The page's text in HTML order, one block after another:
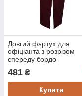
Довгий фартух для
офіціанта з розрізом
спереду бордо
481 ₴
Купити